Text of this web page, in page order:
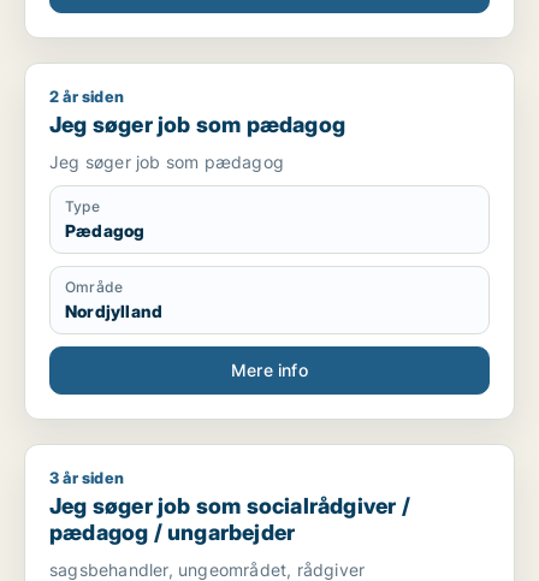
Jeg søger job som pædagog
2 år siden
Jeg søger job som pædagog
Jeg søger job som pædagog
Type
Pædagog
Område
Nordjylland
Mere info
Jeg søger job som socialrådgiver / pædagog / ungarbejder
3 år siden
Jeg søger job som socialrådgiver /
pædagog / ungarbejder
sagsbehandler, ungeområdet, rådgiver